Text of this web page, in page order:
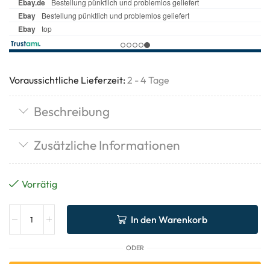
Voraussichtliche Lieferzeit: 2 - 4 Tage
Beschreibung
Zusätzliche Informationen
Vorrätig
In den Warenkorb
ODER